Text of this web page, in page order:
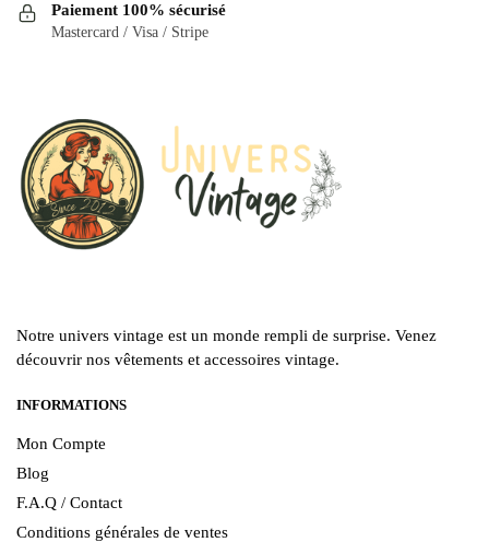
Paiement 100% sécurisé
Mastercard / Visa / Stripe
Notre univers vintage est un monde rempli de surprise. Venez
découvrir nos vêtements et accessoires vintage.
INFORMATIONS
Mon Compte
Blog
F.A.Q / Contact
Conditions générales de ventes